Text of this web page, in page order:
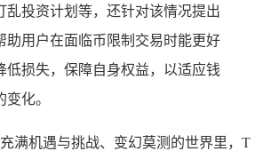
乱投资计划等，还针对该情况提出
助用户在面临币限制交易时能更好
低损失，保障自身权益，以适应钱
化。
满机遇与挑战、变幻莫测的世界里，T